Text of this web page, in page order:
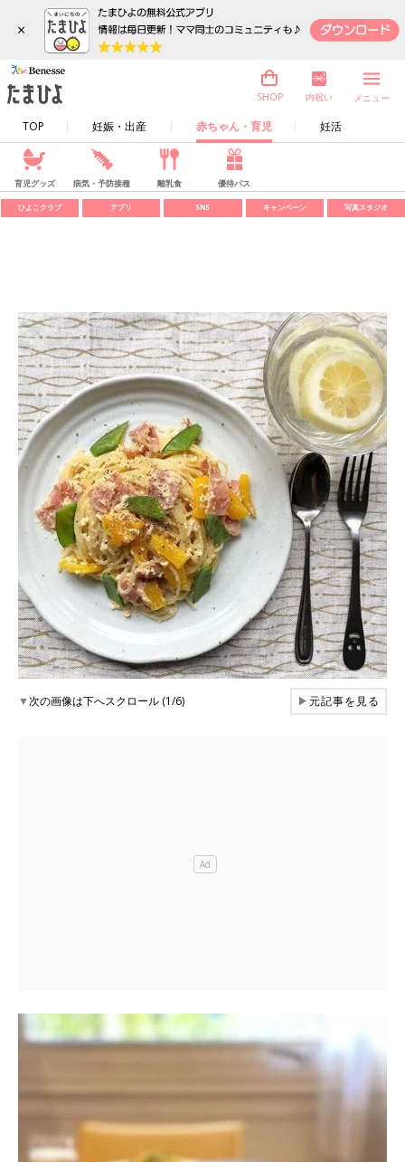
×
TOP 妊娠・出産 赤ちゃん・育児 妊活
SHOP 内祝い メニュー
育児グッズ 病気・予防接種 離乳食 優待パス
ひよこクラブ アプリ SNS キャンペーン 写真スタジオ
▼次の画像は下へスクロール (1/6) ▶元記事を見る